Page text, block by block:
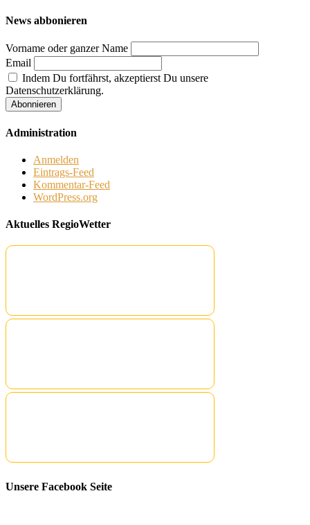
News abbonieren
Vorname oder ganzer Name
Email
Indem Du fortfährst, akzeptierst Du unsere
Datenschutzerklärung.
Administration
Anmelden
Eintrags-Feed
Kommentar-Feed
WordPress.org
Aktuelles RegioWetter
Unsere Facebook Seite